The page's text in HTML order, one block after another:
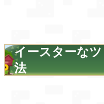
イースターな
法